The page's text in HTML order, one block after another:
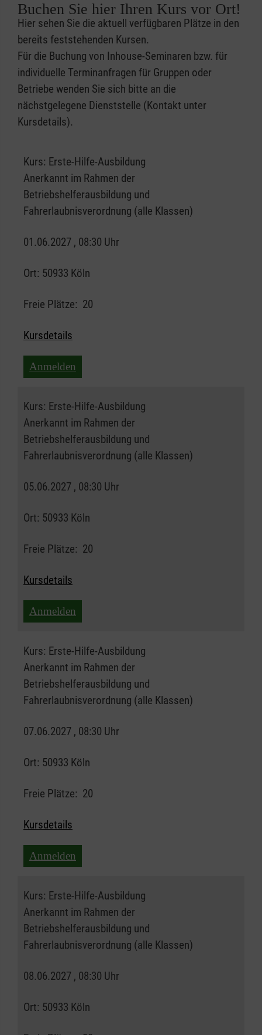
Buchen Sie hier Ihren Kurs vor Ort!
Hier sehen Sie die aktuell verfügbaren Plätze in den
bereits feststehenden Kursen.
Für die Buchung von Inhouse-Seminaren bzw. für
individuelle Terminanfragen für Gruppen oder
Betriebe wenden Sie sich bitte an die
nächstgelegene Dienststelle (Kontakt unter
Kursdetails).
Kurs: Erste-Hilfe-Ausbildung
Anerkannt im Rahmen der
Betriebshelferausbildung und
Fahrerlaubnisverordnung (alle Klassen)
01.06.2027 , 08:30 Uhr
Ort: 50933 Köln
Freie Plätze: 20
Kursdetails
Anmelden
Kurs: Erste-Hilfe-Ausbildung
Anerkannt im Rahmen der
Betriebshelferausbildung und
Fahrerlaubnisverordnung (alle Klassen)
05.06.2027 , 08:30 Uhr
Ort: 50933 Köln
Freie Plätze: 20
Kursdetails
Anmelden
Kurs: Erste-Hilfe-Ausbildung
Anerkannt im Rahmen der
Betriebshelferausbildung und
Fahrerlaubnisverordnung (alle Klassen)
07.06.2027 , 08:30 Uhr
Ort: 50933 Köln
Freie Plätze: 20
Kursdetails
Anmelden
Kurs: Erste-Hilfe-Ausbildung
Anerkannt im Rahmen der
Betriebshelferausbildung und
Fahrerlaubnisverordnung (alle Klassen)
08.06.2027 , 08:30 Uhr
Ort: 50933 Köln